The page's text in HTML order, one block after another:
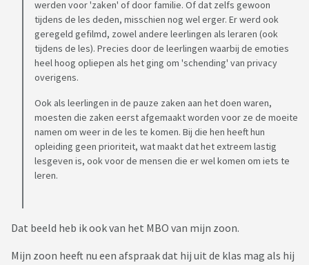
werden voor 'zaken' of door familie. Of dat zelfs gewoon
tijdens de les deden, misschien nog wel erger. Er werd ook
geregeld gefilmd, zowel andere leerlingen als leraren (ook
tijdens de les). Precies door de leerlingen waarbij de emoties
heel hoog opliepen als het ging om 'schending' van privacy
overigens.
Ook als leerlingen in de pauze zaken aan het doen waren,
moesten die zaken eerst afgemaakt worden voor ze de moeite
namen om weer in de les te komen. Bij die hen heeft hun
opleiding geen prioriteit, wat maakt dat het extreem lastig
lesgeven is, ook voor de mensen die er wel komen om iets te
leren.
Dat beeld heb ik ook van het MBO van mijn zoon.
Mijn zoon heeft nu een afspraak dat hij uit de klas mag als hij